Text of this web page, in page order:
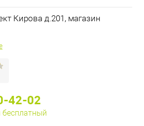
Кирова д.201, магазин
42-02
бесплатный